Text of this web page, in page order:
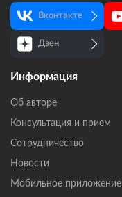
Вконтакте
Дзен
Информация
Об авторе
Консультация и прием
Сотрудничество
Новости
Мобильное приложение